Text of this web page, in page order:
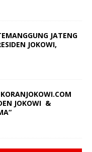
JATENG
JOKOWI,
JOKOWI &